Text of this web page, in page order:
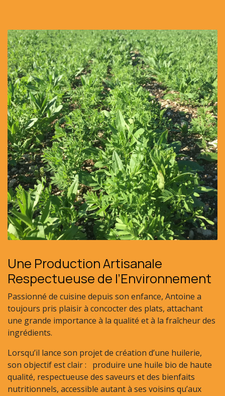
Une Production Artisanale
Respectueuse de l’Environnement
Passionné de cuisine depuis son enfance, Antoine a
toujours pris plaisir à concocter des plats, attachant
une grande importance à la qualité et à la fraîcheur des
ingrédients.
Lorsqu’il lance son projet de création d’une huilerie,
son objectif est clair : produire une huile bio de haute
qualité, respectueuse des saveurs et des bienfaits
nutritionnels, accessible autant à ses voisins qu’aux